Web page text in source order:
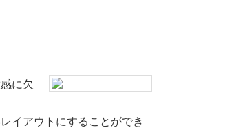
に欠
イアウトにすることができ